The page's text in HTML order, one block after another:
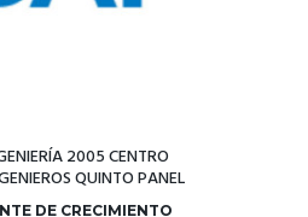
2005 CENTRO
QUINTO PANEL
DE CRECIMIENTO